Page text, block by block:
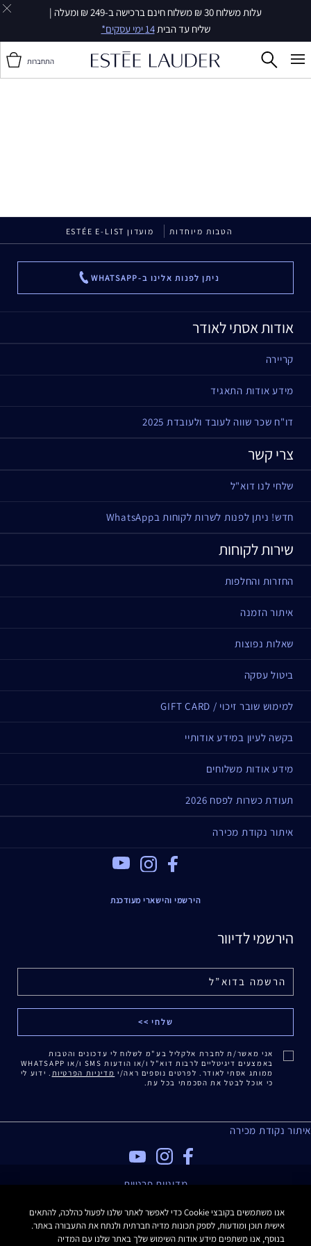
עלות משלוח 30 ₪ משלוח חינם ברכישה ב-249 ₪ ומעלה |
שליח עד הבית14 ימי עסקים*
התחברות
הטבות מיוחדות מועדון ESTÉE E-LIST
ניתן לפנות אלינו ב-WHATSAPP ...
אודות אסתי לאודר
קריירה
מידע אודות התאגיד
דו"ח שכר שווה לעובד ולעובדת 2025
צרי קשר
שלחי לנו דוא"ל
חדש! ניתן לפנות לשרות לקוחות בWhatsApp
שירות לקוחות
החזרות והחלפות
איתור הזמנה
שאלות נפוצות
ביטול עסקה
למימוש שובר זיכוי / GIFT CARD
בקשה לעיון במידע אודותיי
מידע אודות משלוחים
תעודת כשרות לפסח 2026
איתור נקודת מכירה
Facebook
הירשמי והישארי מעודכנת
הירשמי לדיוור
אני מאשר/ת לחברת אלקליל בע"מ לשלוח לי עדכונים והטבות
באמצעים דיגיטליים לרבות דוא"ל ו/או הודעות SMS ו/או WHATSAPP
ממותג אסתי לאודר. לפרטים נוספים ראה/י מדיניות הפרטיות . ידוע לי
כי אוכל לבטל את הסכמתי בכל עת.
איתור נקודת מכירה
מדיניות פרטיות
תקנון האתר
תקנון Estee E-List
אנו משתמשים בקובצי Cookie כדי לאפשר לאתר שלנו לפעול כהלכה, להתאים
אישית תוכן ומודעות, לספק תכונות מדיה חברתית ולנתח את התעבורה באתר.
בנוסף, אנו משתפים מידע אודות השימוש שלך באתר שלנו עם המדיה